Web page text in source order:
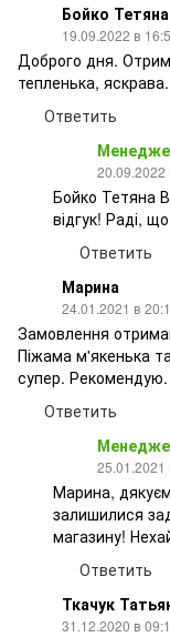
Бойко
19.09.2022 в
Доброго дня.
тепленька,
Ответить
20.09.2022
Бойко Тетяна
відгук! Раді,
Ответить
Марина
24.01.2021 в
Замовлення
Піжама м'якенька
супер. Рекомендую.
Ответить
25.01.2021
Марина,
залишилися
магазину!
Ответить
Ткачук
31.12.2020 в